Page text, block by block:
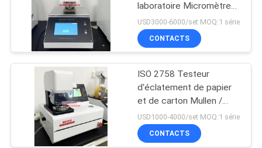
PLAN
SITE
PRIVACY
POLICY
Testeur
d'emballages en
papier
45
laboratoire Micromètre
numérique pour carton
papier
USD3000-6000/set MOQ:1 série
CONTACTS
ISO 2758 Testeur
d'éclatement de papier
et de carton Mullen /
Testeur d'éclatement de
carton
USD1000-4000/set MOQ:1 série
CONTACTS